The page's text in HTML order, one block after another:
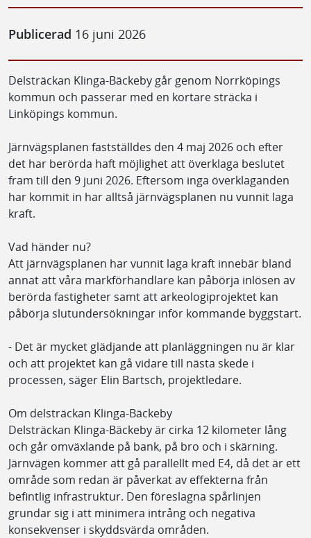
Publicerad 16 juni 2026
Delsträckan Klinga-Bäckeby går genom Norrköpings
kommun och passerar med en kortare sträcka i
Linköpings kommun.
Järnvägsplanen fastställdes den 4 maj 2026 och efter
det har berörda haft möjlighet att överklaga beslutet
fram till den 9 juni 2026. Eftersom inga överklaganden
har kommit in har alltså järnvägsplanen nu vunnit laga
kraft.
Vad händer nu?
Att järnvägsplanen har vunnit laga kraft innebär bland
annat att våra markförhandlare kan påbörja inlösen av
berörda fastigheter samt att arkeologiprojektet kan
påbörja slutundersökningar inför kommande byggstart.
- Det är mycket glädjande att planläggningen nu är klar
och att projektet kan gå vidare till nästa skede i
processen, säger Elin Bartsch, projektledare.
Om delsträckan Klinga-Bäckeby
Delsträckan Klinga-Bäckeby är cirka 12 kilometer lång
och går omväxlande på bank, på bro och i skärning.
Järnvägen kommer att gå parallellt med E4, då det är ett
område som redan är påverkat av effekterna från
befintlig infrastruktur. Den föreslagna spårlinjen
grundar sig i att minimera intrång och negativa
konsekvenser i skyddsvärda områden.